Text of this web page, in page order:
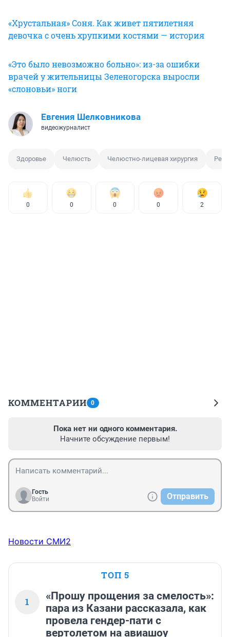
«Хрустальная» Соня. Как живет пятилетняя
девочка с очень хрупкими костями — история
«Это было невозможно больно»: из-за ошибки
врачей у жительницы Зеленогорска выросли
«слоновьи» ноги
Евгения Шелковникова
видеожурналист
Здоровье Челюсть Челюстно-лицевая хирургия
0 0 0 0 2
КОММЕНТАРИИ 0
Пока нет ни одного комментария.
Начните обсуждение первым!
Гость
Войти
Отправить
Новости СМИ2
ТОП 5
1
«Прошу прощения за смелость»:
пара из Казани рассказала, как
провела гендер-пати с
вертолетом на авиашоу